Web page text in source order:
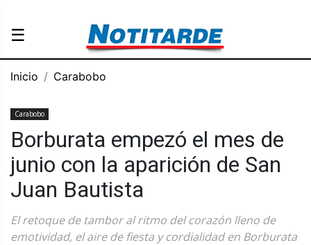
☰
Inicio Carabobo
Carabobo
Borburata empezó el mes de
junio con la aparición de San
Juan Bautista
El retoque de tambor al ritmo del corazón lleno de
emotividad, el aire de fiesta y cordialidad en Borburata